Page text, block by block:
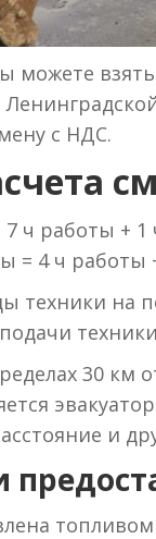
с НДС.
ч работы + 1
= 4 ч работы
техники на
30 км
и